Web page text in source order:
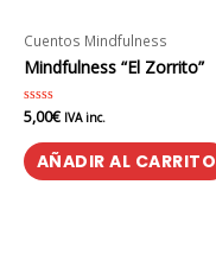
Cuentos Mindfulness
Mindfulness “El Zorrito”
Valorado
en
0
de
5
5,00€ IVA inc.
AÑADIR AL CARRITO